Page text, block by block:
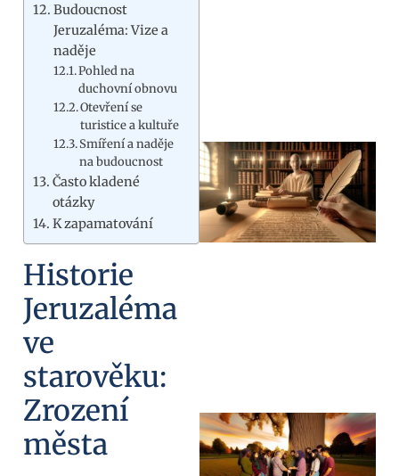
Budoucnost
Jeruzaléma: Vize a
naděje
Pohled na
duchovní obnovu
Otevření se
turistice a kultuře
Smíření a naděje
na budoucnost
Často kladené
otázky
K zapamatování
Historie
Jeruzaléma
ve
starověku:
Zrození
města